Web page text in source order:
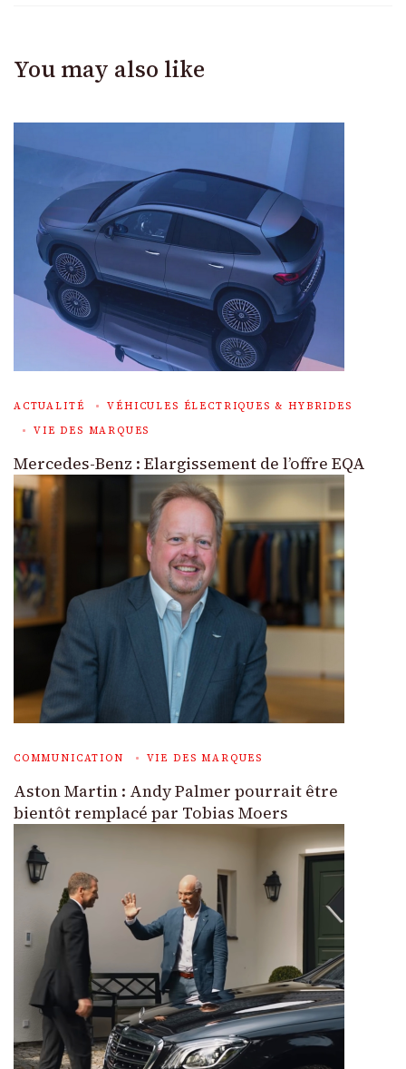
You may also like
ACTUALITÉ
VÉHICULES ÉLECTRIQUES & HYBRIDES
VIE DES MARQUES
Mercedes-Benz : Elargissement de l’offre EQA
COMMUNICATION VIE DES MARQUES
Aston Martin : Andy Palmer pourrait être
bientôt remplacé par Tobias Moers